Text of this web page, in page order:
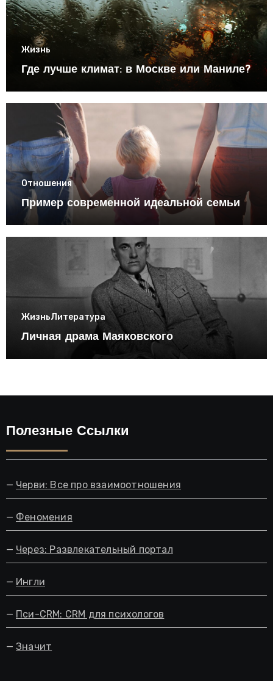
Жизнь
Где лучше климат: в Москве или Маниле?
Отношения
Пример современной идеальной семьи
ЖизньЛитература
Личная драма Маяковского
Полезные Ссылки
— Черви: Все про взаимоотношения
— Феномения
— Через: Развлекательный портал
— Ингли
— Пси-CRM: CRM для психологов
— Значит